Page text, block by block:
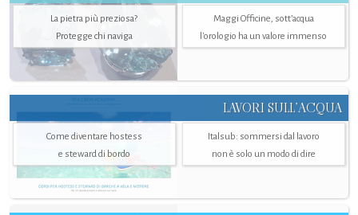
La pietra più preziosa?
Protegge chi naviga
Maggi Officine, sott’acqua
l'orologio ha un valore immenso
LAVORI SULL’ACQUA
Come diventare hostess
e steward di bordo
Italsub: sommersi dal lavoro
non è solo un modo di dire